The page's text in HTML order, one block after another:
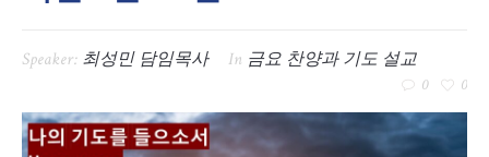
Speaker: 최성민 담임목사 In 금요 찬양과 기도 설교
0 0